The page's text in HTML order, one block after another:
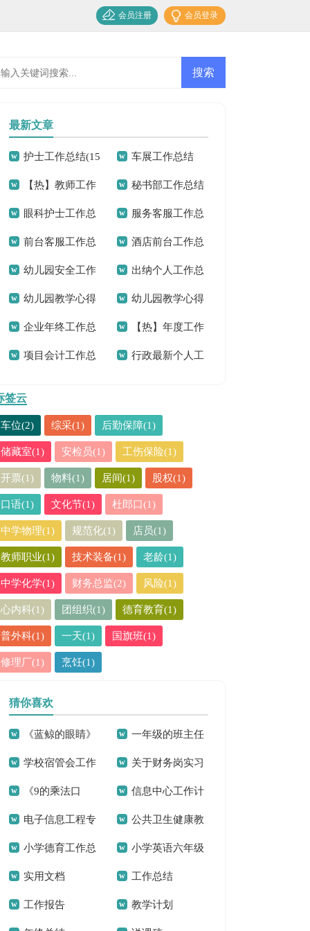
会员登录
会员注册
最新文章
护士工作总结(15
篇)
车展工作总结
【热】教师工作
总结
秘书部工作总结
眼科护士工作总
结15篇
服务客服工作总
结
前台客服工作总
结15篇
酒店前台工作总
结精选15篇
幼儿园安全工作
总结(通用15篇)
出纳个人工作总
结汇编15篇
幼儿园教学心得
合集15篇
幼儿园教学心得
(15篇)
企业年终工作总
结
【热】年度工作
总结
项目会计工作总 行政最新个人工
签云
车位(2) 综采(1) 后勤保障(1)
储藏室(1) 安检员(1) 工伤保险(1)
开票(1) 物料(1) 居间(1) 股权(1)
口语(1) 文化节(1) 杜郎口(1)
中学物理(1) 规范化(1) 店员(1)
教师职业(1) 技术装备(1) 老龄(1)
中学化学(1) 财务总监(2) 风险(1)
心内科(1) 团组织(1) 德育教育(1)
普外科(1) 一天(1) 国旗班(1)
修理厂(1) 烹饪(1)
猜你喜欢
《蓝鲸的眼睛》
读后感(汇编15篇)
一年级的班主任
家长会发言稿
学校宿管会工作
计划
关于财务岗实习
报告范文合集八篇
《9的乘法口
诀》二年级数学教
学反思
信息中心工作计
划16篇
电子信息工程专
业自荐信
公共卫生健康教
育工作总结
小学德育工作总
结2篇
小学英语六年级
上册教学反思
实用文档 工作总结
工作报告 教学计划